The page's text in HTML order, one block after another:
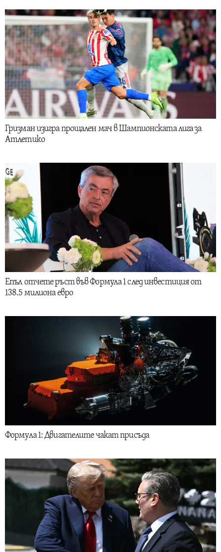
Гризман изигра прощален мач в Шампионската лига за
Атлетико
Епъл отчете ръст във Формула 1 след инвестиция от
138.5 милиона евро
Формула 1: Двигателите чакат присъда